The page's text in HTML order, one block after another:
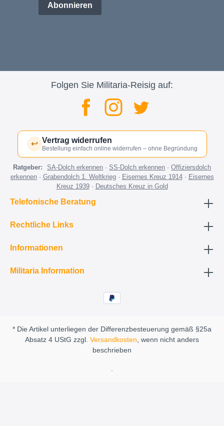
Abonnieren
Folgen Sie Militaria-Reisig auf:
↩ Vertrag widerrufen
Bestellung einfach online widerrufen – ohne Begründung
Ratgeber: SA-Dolch erkennen ·SS-Dolch erkennen ·Offiziersdolch
erkennen· Grabendolch 1. Weltkrieg· Eisernes Kreuz 1914· Eisernes
Kreuz 1939· Deutsches Kreuz in Gold
Telefonische Beratung
Rechtliche Links
Informationen
Militaria Information
* Die Artikel unterliegen der Differenzbesteuerung gemäß §25a
Absatz 4 UStG zzgl. Versandkosten, wenn nicht anders
beschrieben
.